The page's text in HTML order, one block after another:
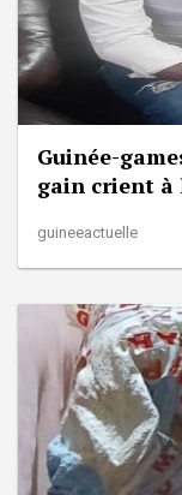
Guinée-
gain crient à
guineeactuelle